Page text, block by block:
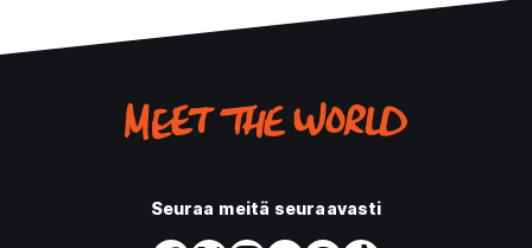
Seuraa meitä seuraavasti